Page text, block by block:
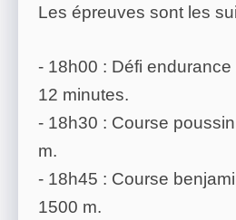
Les épreuves sont les
- 18h00 : Défi
12 minutes.
- 18h30 : Course
m.
- 18h45 : Course
1500 m.